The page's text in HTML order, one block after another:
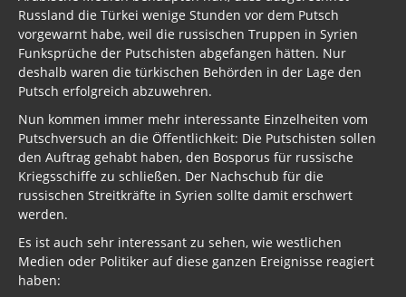
Russland die Türkei wenige Stunden vor dem Putsch
vorgewarnt habe, weil die russischen Truppen in Syrien
Funksprüche der Putschisten abgefangen hätten. Nur
deshalb waren die türkischen Behörden in der Lage den
Putsch erfolgreich abzuwehren.
Nun kommen immer mehr interessante Einzelheiten vom
Putschversuch an die Öffentlichkeit: Die Putschisten sollen
den Auftrag gehabt haben, den Bosporus für russische
Kriegsschiffe zu schließen. Der Nachschub für die
russischen Streitkräfte in Syrien sollte damit erschwert
werden.
Es ist auch sehr interessant zu sehen, wie westlichen
Medien oder Politiker auf diese ganzen Ereignisse reagiert
haben: